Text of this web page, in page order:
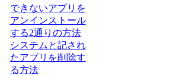
できないアプリを
アンインストール
する2通りの方法
システムと記され
たアプリを削除す
る方法